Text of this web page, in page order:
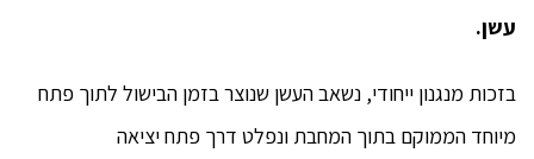
עשן.
בזכות מנגנון ייחודי, נשאב העשן שנוצר בזמן הבישול לתוך פתח
מיוחד הממוקם בתוך המחבת ונפלט דרך פתח יציאה